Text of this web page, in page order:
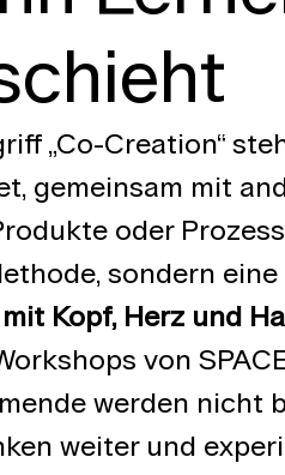
„Co-Creation“
gemeinsam mit
oder
sondern
Kopf, Herz und
von
werden nicht
weiter und